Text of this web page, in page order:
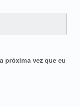
próxima vez que eu